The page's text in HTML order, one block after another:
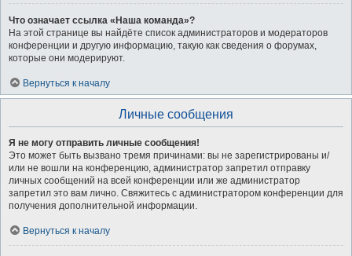
Что означает ссылка «Наша команда»?
На этой странице вы найдёте список администраторов и модераторов
конференции и другую информацию, такую как сведения о форумах,
которые они модерируют.
Вернуться к началу
Личные сообщения
Я не могу отправить личные сообщения!
Это может быть вызвано тремя причинами: вы не зарегистрированы и/
или не вошли на конференцию, администратор запретил отправку
личных сообщений на всей конференции или же администратор
запретил это вам лично. Свяжитесь с администратором конференции для
получения дополнительной информации.
Вернуться к началу